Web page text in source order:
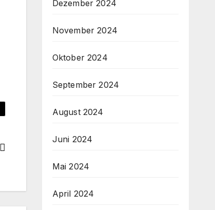
Dezember 2024
November 2024
Oktober 2024
September 2024
August 2024
Juni 2024
Mai 2024
April 2024